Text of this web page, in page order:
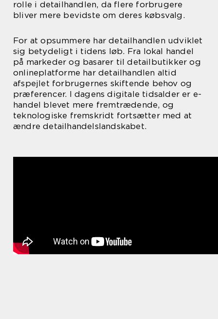
rolle i detailhandlen, da flere forbrugere
bliver mere bevidste om deres købsvalg.
For at opsummere har detailhandlen udviklet
sig betydeligt i tidens løb. Fra lokal handel
på markeder og basarer til detailbutikker og
onlineplatforme har detailhandlen altid
afspejlet forbrugernes skiftende behov og
præferencer. I dagens digitale tidsalder er e-
handel blevet mere fremtrædende, og
teknologiske fremskridt fortsætter med at
ændre detailhandelslandskabet.